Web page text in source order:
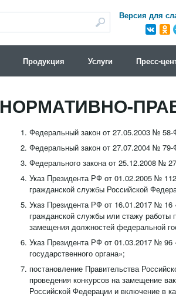
Версия для
Продукция Услуги Пресс-
НОРМАТИВНО-
Федеральный закон от 27.05.2003 №
Федеральный закон от 27.07.2004 №
Федерального закона от 25.12.2008 №
Указ Президента РФ от 01.02.2005 №
гражданской службы Российской
Указ Президента РФ от 16.01.2017 № 16
гражданской службы или стажу работы
замещения должностей федеральной
Указ Президента РФ от 01.03.2017 №
государственного органа»;
постановление Правительства
проведения конкурсов на замещение
Российской Федерации и включение в